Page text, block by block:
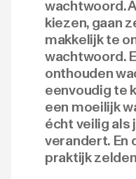
wachtwoord.
kiezen, gaan
makkelijk te
wachtwoord.
onthouden
eenvoudig te
een moeilijk
écht veilig als
verandert. En
praktijk